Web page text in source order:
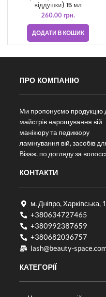
віддушки) 15 мл
260.00 грн.
ДОДАТИ В КОШИК
ПРО КОМПАНІЮ
Ми пропонуємо продукцію
майстрів нарощування вій
манікюру та педикюру
ламінування вій, засобів
Візаж, по догляду за
КОНТАКТИ
м. Дніпро, Харківська,
+380634727465
+380992387659
+380682036757​
lash@beauty-
КАТЕГОРІЇ